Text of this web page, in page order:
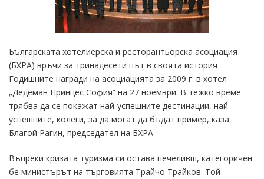
Българската хотелиерска и ресторантьорска асоциация
(БХРА) връчи за тринадесети път в своята история
Годишните награди на асоциацията за 2009 г. в хотел
„Дедеман Принцес София” на 27 ноември. В тежко време
трябва да се покажат най-успешните дестинации, най-
успешните, колеги, за да могат да бъдат пример, каза
Благой Рагин, председател на БХРА.
Въпреки кризата туризма си остава печеливш, категоричен
бе министърът на търговията Трайчо Трайков. Той